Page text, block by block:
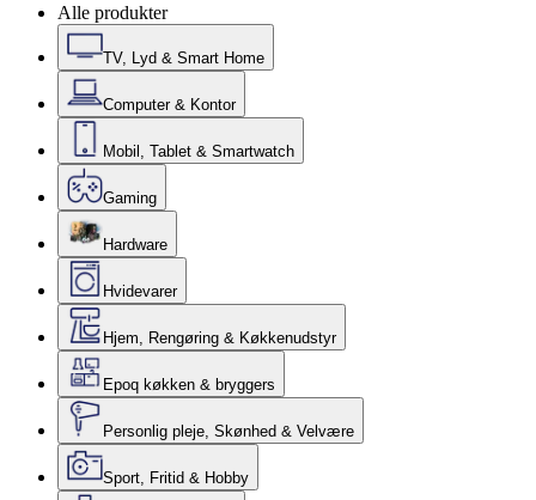
Alle produkter
TV, Lyd & Smart Home
Computer & Kontor
Mobil, Tablet & Smartwatch
Gaming
Hardware
Hvidevarer
Hjem, Rengøring & Køkkenudstyr
Epoq køkken & bryggers
Personlig pleje, Skønhed & Velvære
Sport, Fritid & Hobby